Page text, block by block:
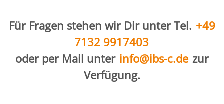
Für Fragen stehen wir Dir unter Tel. +49
7132 9917403
oder per Mail unter info@ibs-c.de zur
Verfügung.